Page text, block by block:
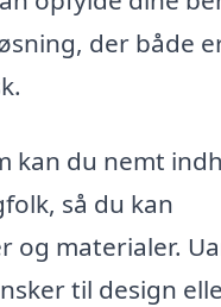
der både
kan du nemt
så du kan
og materialer.
til design